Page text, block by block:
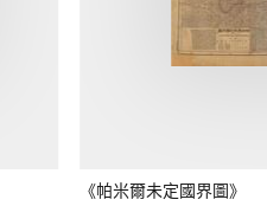
《帕米爾未定國界圖》